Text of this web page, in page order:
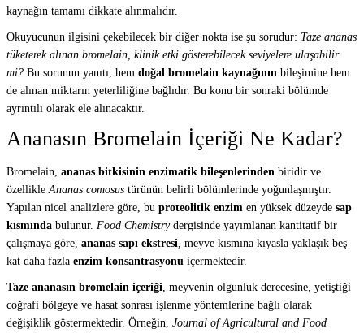
kaynağın tamamı dikkate alınmalıdır.
Okuyucunun ilgisini çekebilecek bir diğer nokta ise şu sorudur: Taze ananas
tüketerek alınan bromelain, klinik etki gösterebilecek seviyelere ulaşabilir
mi? Bu sorunun yanıtı, hem doğal bromelain kaynağının bileşimine hem
de alınan miktarın yeterliliğine bağlıdır. Bu konu bir sonraki bölümde
ayrıntılı olarak ele alınacaktır.
Ananasın Bromelain İçeriği Ne Kadar?
Bromelain, ananas bitkisinin enzimatik bileşenlerinden biridir ve
özellikle Ananas comosus türünün belirli bölümlerinde yoğunlaşmıştır.
Yapılan nicel analizlere göre, bu proteolitik enzim en yüksek düzeyde sap
kısmında bulunur. Food Chemistrydergisinde yayımlanan kantitatif bir
çalışmaya göre, ananas sapı ekstresi , meyve kısmına kıyasla yaklaşık beş
kat daha fazla enzim konsantrasyonu içermektedir.
Taze ananasın bromelain içeriği , meyvenin olgunluk derecesine, yetiştiği
coğrafi bölgeye ve hasat sonrası işlenme yöntemlerine bağlı olarak
değişiklik göstermektedir. Örneğin, Journal of Agricultural and Food